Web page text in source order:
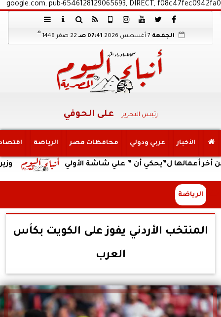
google.com, pub-6546128129065693, DIRECT, f08c47fec0942fa0
الجمعة 07:41 صـ 22 صفر 1448
هـ
رئيس التحرير على الحوفي
الأخبار عربي ودولي محافظات مصر الرياضة
وزير العمل ل”يحكي أن ” علي شاشة الأولي
الرياضة
المنتخب الأردني يفوز على الكويت بكأس
العرب